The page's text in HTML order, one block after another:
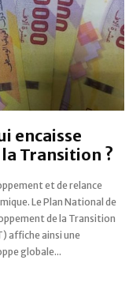
encaisse
Transition ?
globale...